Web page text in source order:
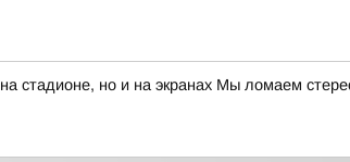
стадионе, но и на экранах Мы ломаем